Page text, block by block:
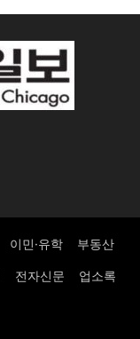
이민·유학 부동산
전자신문 업소록